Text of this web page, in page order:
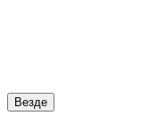
Везде